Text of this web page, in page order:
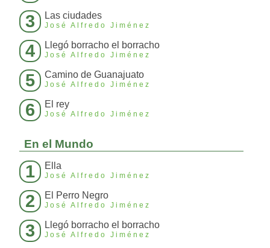
3 Las ciudades
José Alfredo Jiménez
4 Llegó borracho el borracho
José Alfredo Jiménez
5 Camino de Guanajuato
José Alfredo Jiménez
6 El rey
José Alfredo Jiménez
En el Mundo
1 Ella
José Alfredo Jiménez
2 El Perro Negro
José Alfredo Jiménez
3 Llegó borracho el borracho
José Alfredo Jiménez